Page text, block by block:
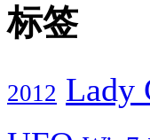
标签
2012 Lady